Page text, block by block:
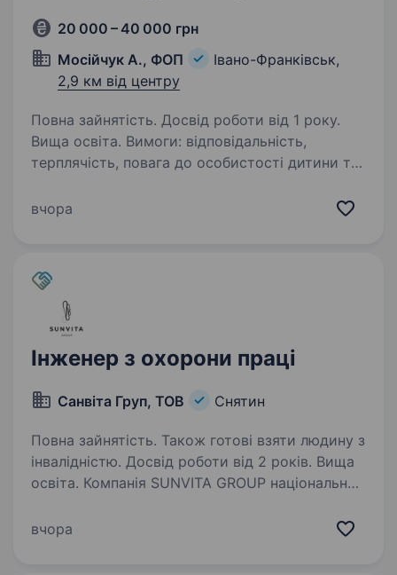
20 000 – 40 000 грн
Мосійчук А., ФОП
Івано-Франківськ,
2,9 км від центру
Повна зайнятість. Досвід роботи від 1 року.
Вища освіта. Вимоги: відповідальність,
терплячість, повага до особистості дитини та
пт з 10:00−17:00 Обов’язки: корекційні заняття
вчора
Інженер з охорони праці
Санвіта Груп, ТОВ Снятин
Повна зайнятість. Також готові взяти людину з
інвалідністю. Досвід роботи від 2 років. Вища
освіта. Компанія SUNVITA GROUP національний
на рику з 2017 року. За цей час компанія
вчора